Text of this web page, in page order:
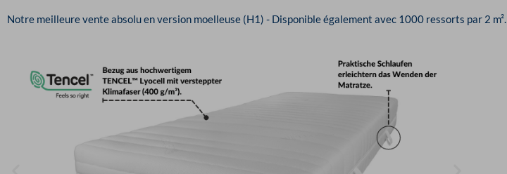
Notre meilleure vente absolu en version moelleuse (H1) - Disponible également avec 1000 ressorts par 2 m².